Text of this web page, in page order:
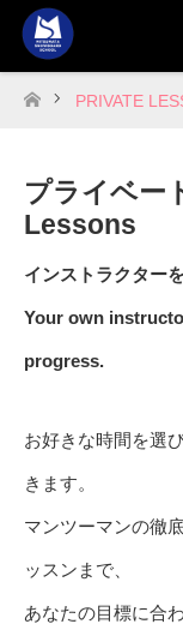
ホーム
PRIVATE
プライベー
Lessons
インストラクター
Your own
progress.
お好きな時間を選
きます。
マンツーマンの徹
ッスンまで、
あなたの目標に合